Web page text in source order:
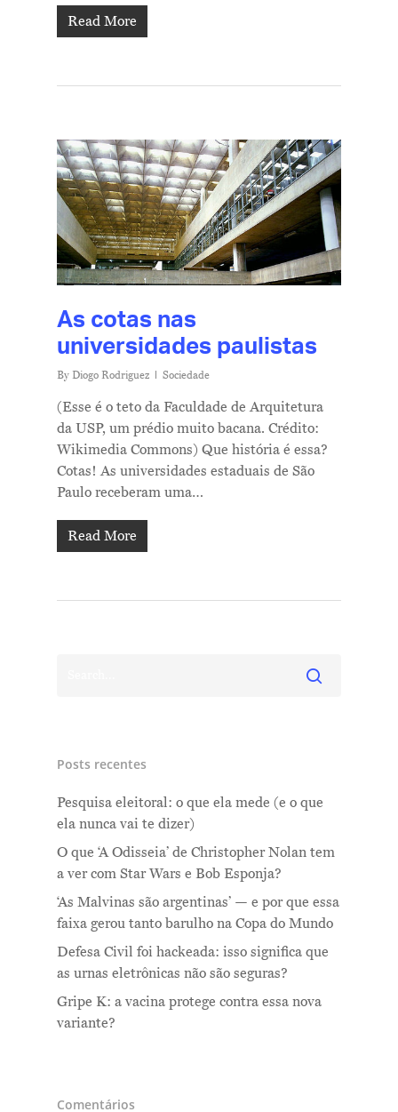
Read More
As cotas nas
universidades paulistas
By Diogo Rodriguez Sociedade
(Esse é o teto da Faculdade de Arquitetura
da USP, um prédio muito bacana. Crédito:
Wikimedia Commons) Que história é essa?
Cotas! As universidades estaduais de São
Paulo receberam uma…
Read More
Posts recentes
Pesquisa eleitoral: o que ela mede (e o que
ela nunca vai te dizer)
O que ‘A Odisseia’ de Christopher Nolan tem
a ver com Star Wars e Bob Esponja?
‘As Malvinas são argentinas’ — e por que essa
faixa gerou tanto barulho na Copa do Mundo
Defesa Civil foi hackeada: isso significa que
as urnas eletrônicas não são seguras?
Gripe K: a vacina protege contra essa nova
variante?
Comentários